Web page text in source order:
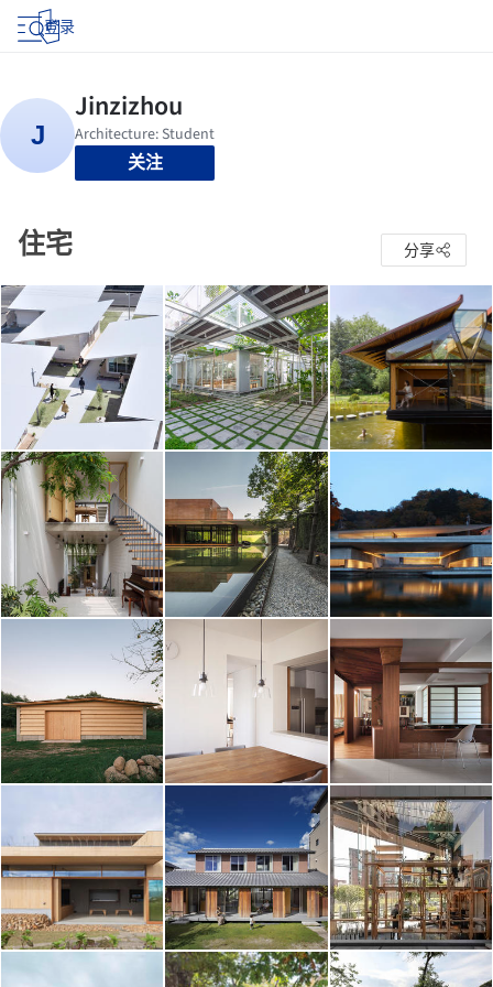
登录
关注
住宅 分享